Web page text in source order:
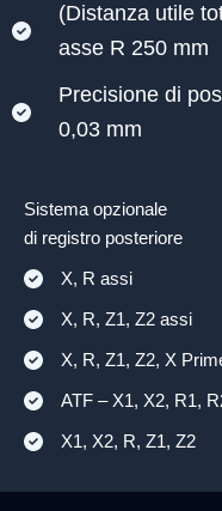
(Distanza utile
asse R 250 mm
Precisione di
0,03 mm
Sistema opzionale
di registro posteriore
X, R assi
X, R, Z1, Z2 assi
X, R, Z1, Z2, X
ATF – X1, X2, R1,
X1, X2, R, Z1, Z2